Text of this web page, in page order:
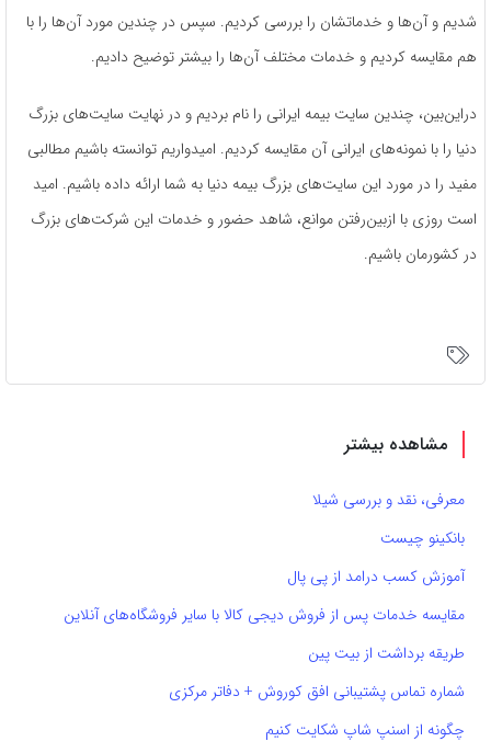
شدیم و آن‌ها و خدماتشان را بررسی کردیم. سپس در چندین مورد آن‌ها را با
هم مقایسه کردیم و خدمات مختلف آن‌ها را بیشتر توضیح دادیم.
دراین‌بین، چندین سایت بیمه ایرانی را نام بردیم و در نهایت سایت‌های بزرگ
دنیا را با نمونه‌های ایرانی آن مقایسه کردیم. امیدواریم توانسته باشیم مطالبی
مفید را در مورد این سایت‌های بزرگ بیمه دنیا به شما ارائه داده باشیم. امید
است روزی با ازبین‌رفتن موانع، شاهد حضور و خدمات این شرکت‌های بزرگ
در کشورمان باشیم.
مشاهده بیشتر
معرفی، نقد و بررسی شیلا
بانکینو چیست
آموزش کسب درامد از پی پال
مقایسه خدمات پس از فروش دیجی کالا با سایر فروشگاه‌های آنلاین
طریقه برداشت از بیت پین
شماره تماس پشتیبانی افق کوروش + دفاتر مرکزی
چگونه از اسنپ شاپ شکایت کنیم